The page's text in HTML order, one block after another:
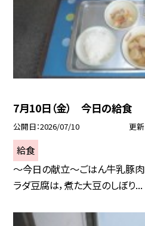
7月10日（金） 今日の給食
公開日 2026/07/10 更
給食
～今日の献立～ごはん牛乳豚
ラダ豆腐は，煮た大豆のしぼり...